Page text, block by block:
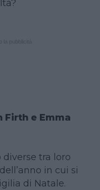
Firth e Emma
diverse tra loro
in cui si
di Natale.